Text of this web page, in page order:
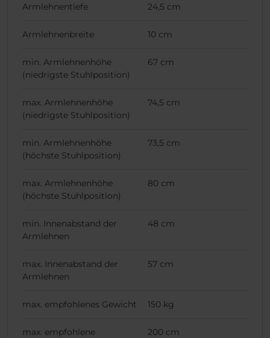
Armlehnentiefe 24,5 cm
Armlehnenbreite 10 cm
min. Armlehnenhöhe
(niedrigste Stuhlposition)
67 cm
max. Armlehnenhöhe
(niedrigste Stuhlposition)
74,5 cm
min. Armlehnenhöhe
(höchste Stuhlposition)
73,5 cm
max. Armlehnenhöhe
(höchste Stuhlposition)
80 cm
min. Innenabstand der
Armlehnen
48 cm
max. Innenabstand der
Armlehnen
57 cm
max. empfohlenes Gewicht 150 kg
max. empfohlene
200 cm